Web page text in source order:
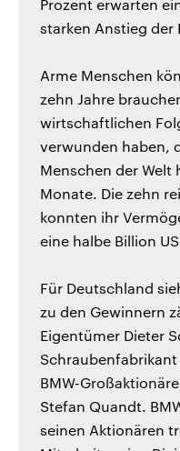
Prozent erwarten
starken Anstieg
Arme Menschen
zehn Jahre
wirtschaftlichen
verwunden haben,
Menschen der Welt
Monate. Die zehn
konnten ihr
eine halbe Billion
Für Deutschland
zu den Gewinnern
Eigentümer Dieter
BMW-
Stefan Quandt.
seinen Aktionären